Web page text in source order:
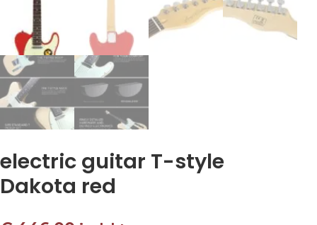
electric guitar T-style
Dakota red